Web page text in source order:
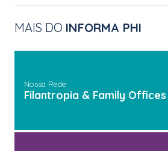
MAIS DO INFORMA PHI
Nossa Rede
Filantropia & Family Offices